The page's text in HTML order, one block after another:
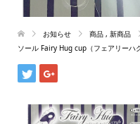
お知らせ 商品 , 新商品
ソール Fairy Hug cup（フェアリーハ